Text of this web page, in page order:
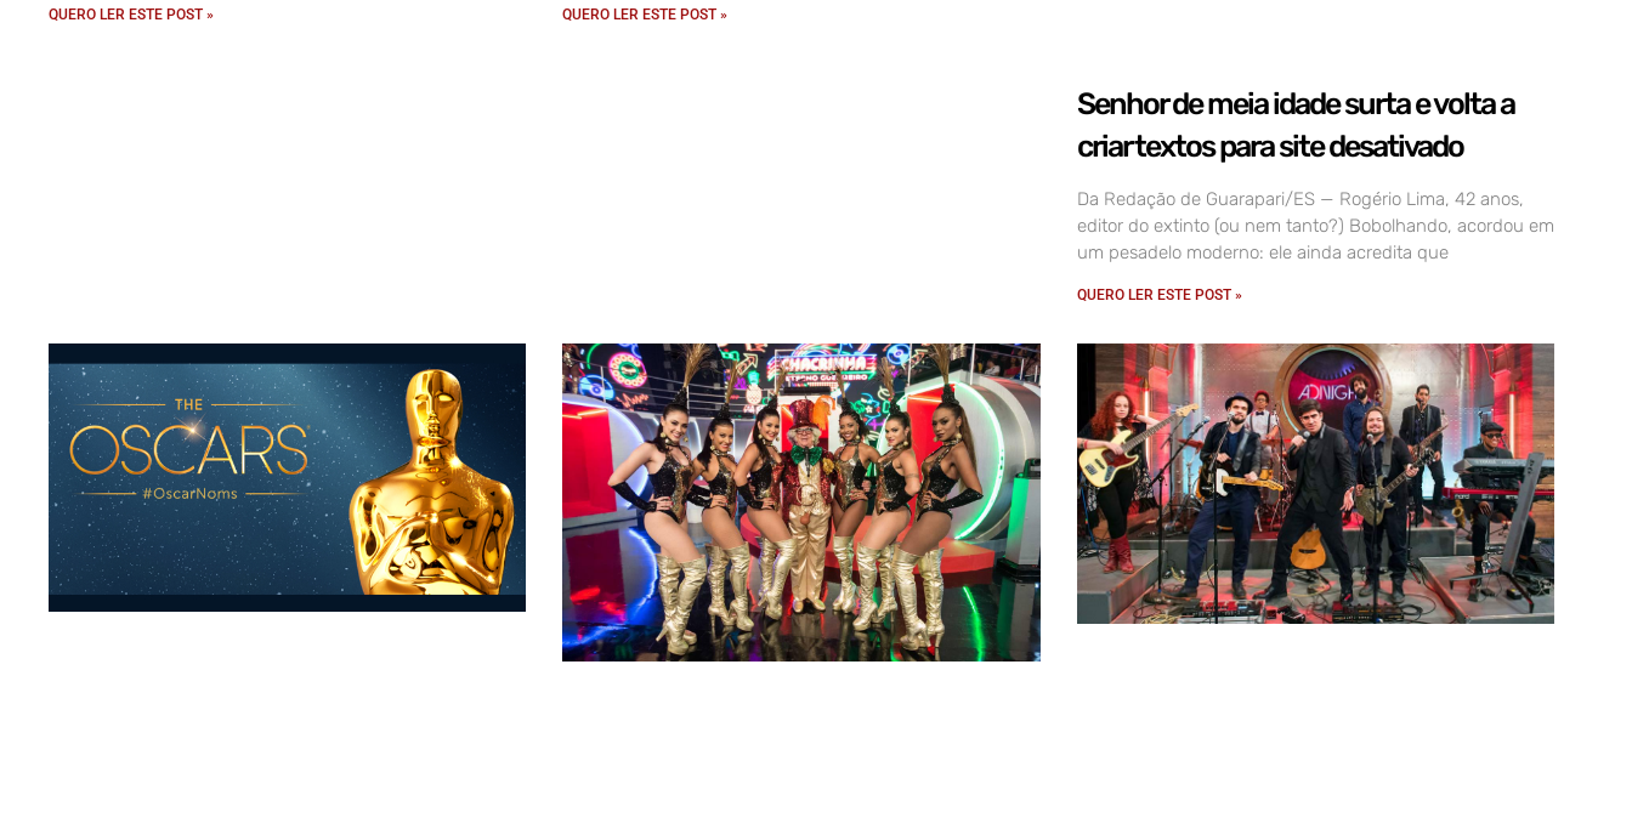
QUERO LER ESTE POST » QUERO LER ESTE POST »
Senhor de meia idade surta e volta a
criar textos para site desativado
Da Redação de Guarapari/ES — Rogério Lima, 42 anos,
editor do extinto (ou nem tanto?) Bobolhando, acordou em
um pesadelo moderno: ele ainda acredita que
QUERO LER ESTE POST »